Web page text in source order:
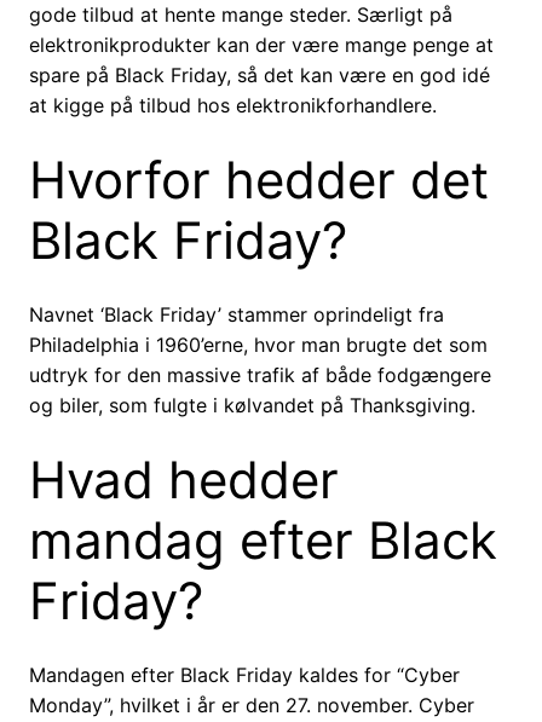
gode tilbud at hente mange steder. Særligt på
elektronikprodukter kan der være mange penge at
spare på Black Friday, så det kan være en god idé
at kigge på tilbud hos elektronikforhandlere.
Hvorfor hedder det
Black Friday?
Navnet ‘Black Friday’ stammer oprindeligt fra
Philadelphia i 1960’erne, hvor man brugte det som
udtryk for den massive trafik af både fodgængere
og biler, som fulgte i kølvandet på Thanksgiving.
Hvad hedder
mandag efter Black
Friday?
Mandagen efter Black Friday kaldes for “Cyber
Monday”, hvilket i år er den 27. november. Cyber